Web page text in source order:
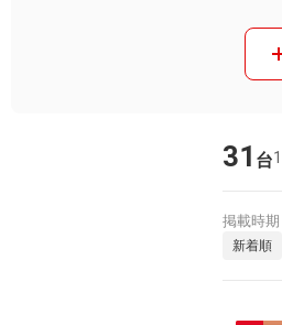
31 台1
掲載時期
新着順